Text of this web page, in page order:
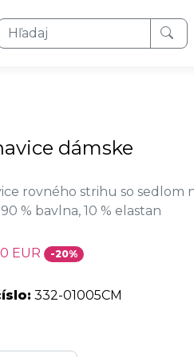
dámske
rovného strihu so sedlom
% bavlna, 10 % elastan
EUR -20%
332-01005CM